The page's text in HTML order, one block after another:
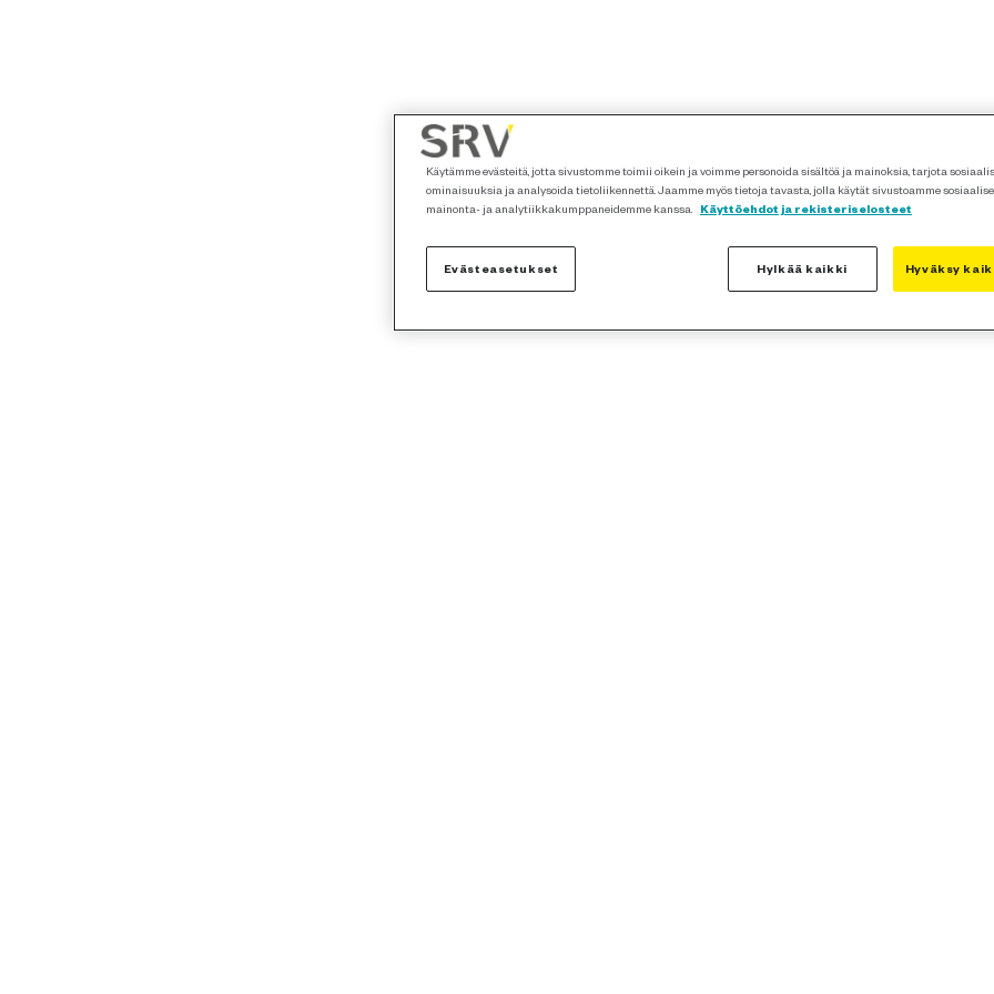
Käytämme evästeitä, jotta sivustomme toimii oikein ja voimme personoida sisältöä ja mainoksia, tarjota
ominaisuuksia ja analysoida tietoliikennettä. Jaamme myös tietoja tavasta, jolla käytät sivustoamme
mainonta- ja analytiikkakumppaneidemme kanssa.
Käyttöehdot ja rekisteriselosteet
Evästeasetukset Hylkää kaikki Hyväksy